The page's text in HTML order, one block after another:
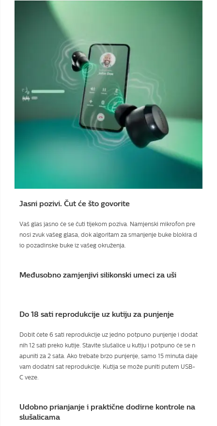
Jasni pozivi. Čut će što govorite
Vaš glas jasno će se čuti tijekom poziva. Namjenski mikrofon pre
nosi zvuk vašeg glasa, dok algoritam za smanjenje buke blokira d
io pozadinske buke iz vašeg okruženja.
Međusobno zamjenjivi silikonski umeci za uši
Do 18 sati reprodukcije uz kutiju za punjenje
Dobit ćete 6 sati reprodukcije uz jedno potpuno punjenje i dodat
nih 12 sati preko kutije. Stavite slušalice u kutiju i potpuno će se n
apuniti za 2 sata. Ako trebate brzo punjenje, samo 15 minuta daje
vam dodatni sat reprodukcije. Kutija se može puniti putem USB-
C veze.
Udobno prianjanje i praktične dodirne kontrole na
slušalicama